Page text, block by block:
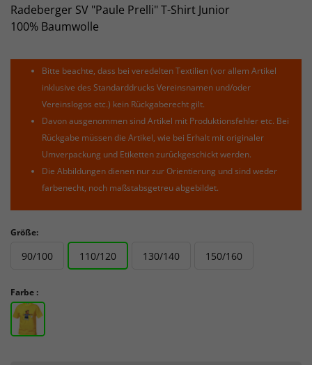
Radeberger SV "Paule Prelli" T-Shirt Junior
100% Baumwolle
Bitte beachte, dass bei veredelten Textilien (vor allem Artikel
inklusive des Standarddrucks Vereinsnamen und/oder
Vereinslogos etc.) kein Rückgaberecht gilt.
Davon ausgenommen sind Artikel mit Produktionsfehler etc. Bei
Rückgabe müssen die Artikel, wie bei Erhalt mit originaler
Umverpackung und Etiketten zurückgeschickt werden.
Die Abbildungen dienen nur zur Orientierung und sind weder
farbenecht, noch maßstabsgetreu abgebildet.
Größe:
90/100 110/120 130/140 150/160
Farbe :